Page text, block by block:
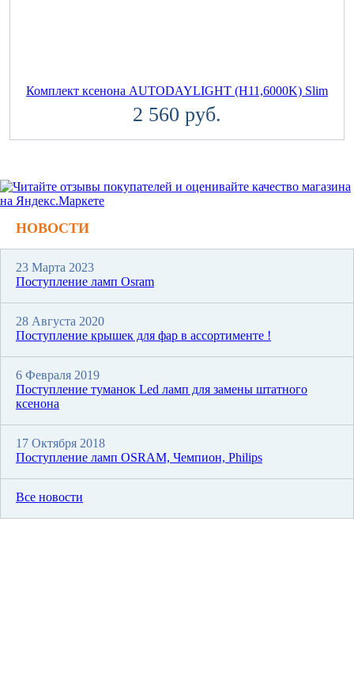
Комплект ксенона AUTODAYLIGHT (H11,6000K) Slim
2 560 руб.
НОВОСТИ
23 Марта 2023
Поступление ламп Osram
28 Августа 2020
Поступление крышек для фар в ассортименте !
6 Февраля 2019
Поступление туманок Led ламп для замены штатного
ксенона
17 Октября 2018
Поступление ламп OSRAM, Чемпион, Philips
Все новости